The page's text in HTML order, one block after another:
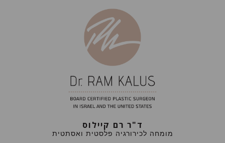
ד"ר רם קיילוס
מומחה לכירורגיה פלסטית ואסתטית